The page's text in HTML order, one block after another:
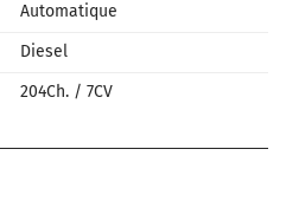
Automatique
Diesel
204Ch. / 7CV